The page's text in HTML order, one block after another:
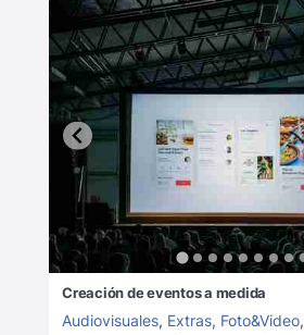
Creación de eventos a medida
Audiovisuales, Extras, Foto&Video,